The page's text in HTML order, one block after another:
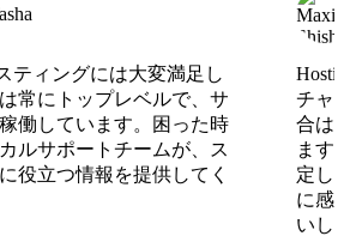
ティングには大変満足し
常にトップレベルで、サ
働しています。困った時
ルサポートチームが、ス
役立つ情報を提供してく
チャ
合は
ます
定し
に感
いし